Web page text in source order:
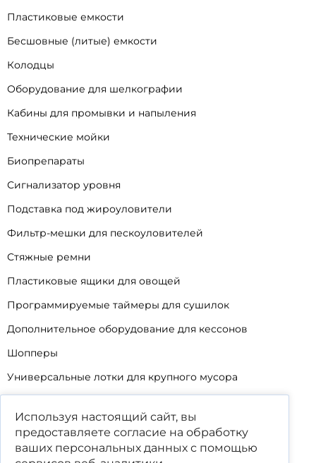
Пластиковые емкости
Бесшовные (литые) емкости
Колодцы
Оборудование для шелкографии
Кабины для промывки и напыления
Технические мойки
Биопрепараты
Сигнализатор уровня
Подставка под жироуловители
Фильтр-мешки для пескоуловителей
Стяжные ремни
Пластиковые ящики для овощей
Программируемые таймеры для сушилок
Дополнительное оборудование для кессонов
Шопперы
Универсальные лотки для крупного мусора
Уцененные товары
Используя настоящий сайт, вы
предоставляете согласие на обработку
ваших персональных данных с помощью